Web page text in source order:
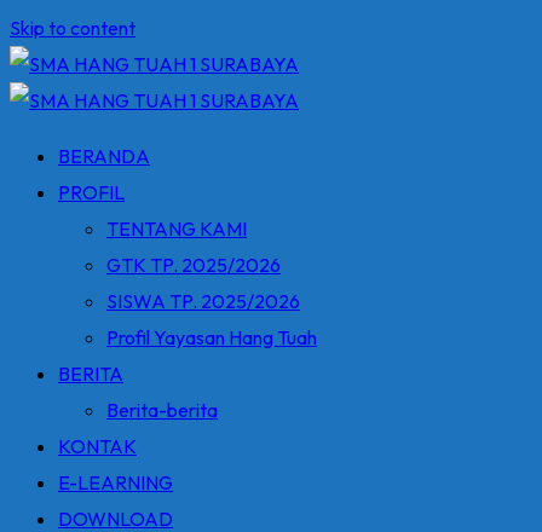
Skip to content
BERANDA
PROFIL
TENTANG KAMI
GTK TP. 2025/2026
SISWA TP. 2025/2026
Profil Yayasan Hang Tuah
BERITA
Berita-berita
KONTAK
E-LEARNING
DOWNLOAD